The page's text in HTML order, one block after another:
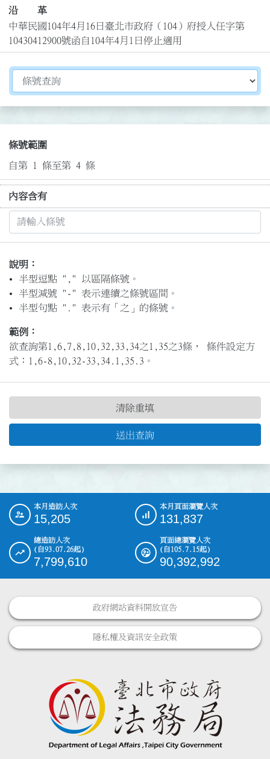
沿 革
中華民國104年4月16日臺北市政府（104）府授人任字第
10430412900號函自104年4月1日停止適用
切換選擇法規資訊內容
條號範圍
自第 1 條至第 4 條
內容含有
說明：
半型逗點 "," 以區隔條號。
半型減號 "-" 表示連續之條號區間。
半型句點 "." 表示有「之」的條號。
範例：
欲查詢第1,6,7,8,10,32,33,34之1,35之3條， 條件設定方
式：1,6-8,10,32-33,34.1,35.3。
送出查詢
清除重填
::: 本月造訪人次
15,205
本月頁面瀏覽人次
131,837
總造訪人次
(自93.07.26起)
7,799,610
頁面總瀏覽人次
(自105.7.15起)
90,392,992
政府網站資料開放宣告
隱私權及資訊安全政策